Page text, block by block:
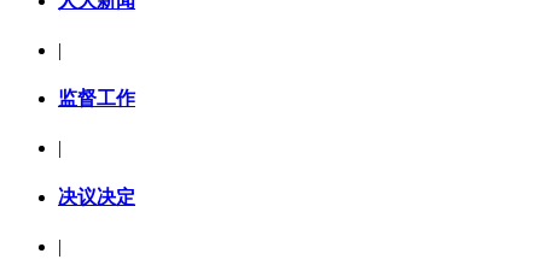
|
监督工作
决议决定
|